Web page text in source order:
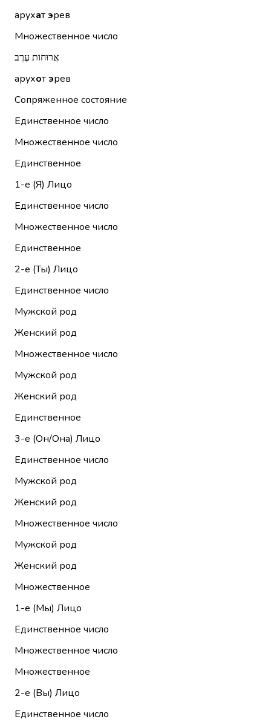
арухатэрев
Множественное число
אֲרוּחוֹת עֶרֶב
арухотэрев
Сопряженное состояние
Единственное число
Множественное число
Единственное
1-е (Я) Лицо
Единственное число
Множественное число
Единственное
2-е (Ты) Лицо
Единственное число
Мужской род
Женский род
Множественное число
Мужской род
Женский род
Единственное
3-е (Он/Она) Лицо
Единственное число
Мужской род
Женский род
Множественное число
Мужской род
Женский род
Множественное
1-е (Мы) Лицо
Единственное число
Множественное число
Множественное
2-е (Вы) Лицо
Единственное число